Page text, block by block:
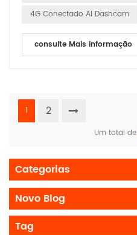
4G Conectado AI Dashcam
consulte Mais informação
1 2
Um total de
Categorias
Novo Blog
Tag